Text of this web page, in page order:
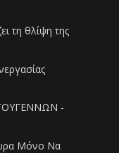
τη θλίψη της
-
Μόνο Να